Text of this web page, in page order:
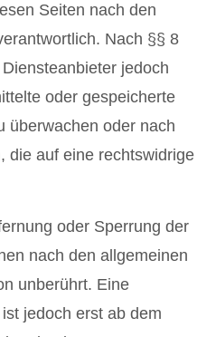
Seiten nach den
Nach §§ 8
jedoch
oder gespeicherte
überwachen oder nach
die auf eine rechtswidrige
oder Sperrung der
nach den allgemeinen
unberührt. Eine
jedoch erst ab dem